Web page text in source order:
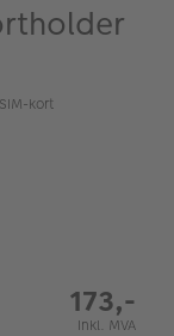
kort
173,-
Inkl. MVA